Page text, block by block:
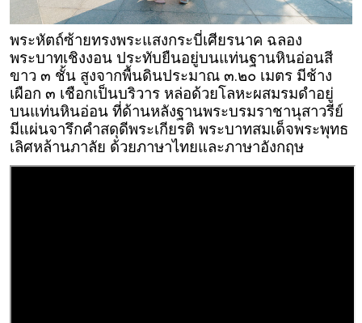
พระหัตถ์ซ้ายทรงพระแสงกระบี่เศียรนาค ฉลอง
พระบาทเชิงงอน ประทับยืนอยู่บนแท่นฐานหินอ่อนสี
ขาว ๓ ชั้น สูงจากพื้นดินประมาณ ๓.๒๐ เมตร มีช้าง
เผือก ๓ เชือกเป็นบริวาร หล่อด้วยโลหะผสมรมดำอยู่
บนแท่นหินอ่อน ที่ด้านหลังฐานพระบรมราชานุสาวรีย์
มีแผ่นจารึกคำสดุดีพระเกียรติ พระบาทสมเด็จพระพุทธ
เลิศหล้านภาลัย ด้วยภาษาไทยและภาษาอังกฤษ